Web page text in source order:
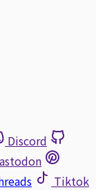
Discord
Tiktok